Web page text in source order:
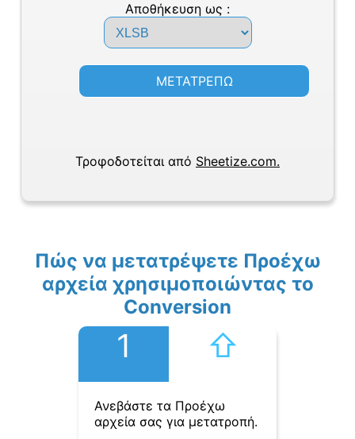
Αποθήκευση ως :
ΜΕΤΑΤΡΕΠΩ
Τροφοδοτείται από Sheetize.com.
Πώς να μετατρέψετε Προέχω
αρχεία χρησιμοποιώντας το
Conversion
1 ⇧︎
Ανεβάστε τα Προέχω
αρχεία σας για μετατροπή.